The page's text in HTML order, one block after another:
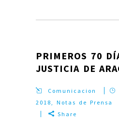
PRIMEROS 70
JUSTICIA DE
Comunicacion
2018,Notas de Prensa
Share